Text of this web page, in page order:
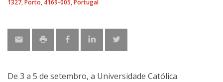
1327 Porto 4169-005 Portugal
De 3 a 5 de setembro, a Universidade Católica